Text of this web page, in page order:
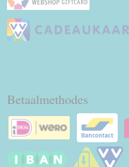
Betaalmethodes